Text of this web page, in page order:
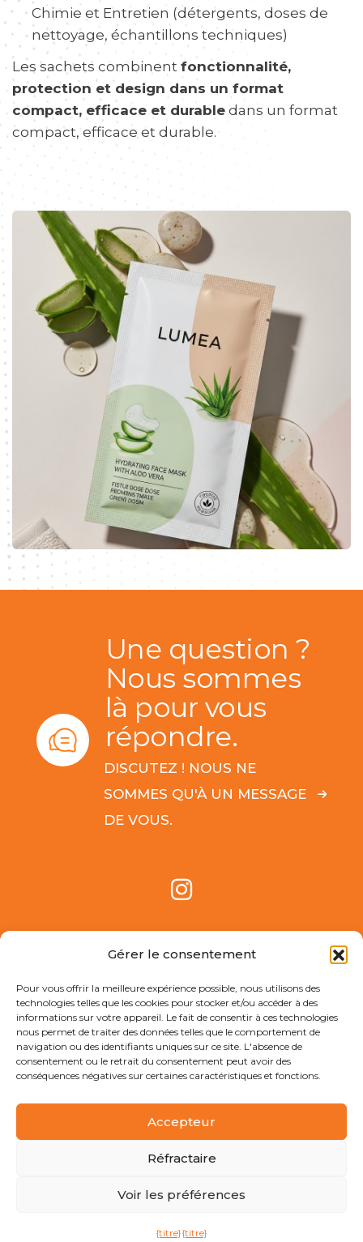
Gérer le consentement
Pour vous offrir la meilleure expérience possible, nous utilisons des
technologies telles que les cookies pour stocker et/ou accéder à des
informations sur votre appareil. Le fait de consentir à ces technologies
nous permet de traiter des données telles que le comportement de
navigation ou des identifiants uniques sur ce site. L'absence de
consentement ou le retrait du consentement peut avoir des
conséquences négatives sur certaines caractéristiques et fonctions.
Accepteur
Réfractaire
Voir les préférences
{titre}{titre}
Chimie et Entretien (détergents, doses de
nettoyage, échantillons techniques)
Les sachets combinent fonctionnalité,
protection et design dans un format
compact, efficace et durable dans un format
compact, efficace et durable.
Une question ?
Nous sommes
là pour vous
répondre.
DISCUTEZ ! NOUS NE
SOMMES QU'À UN MESSAGE
DE VOUS.
Politique de protection des données-Vos données
Informations juridiques
Politique en matière de cookies
Conception du site web :Planetary Productions